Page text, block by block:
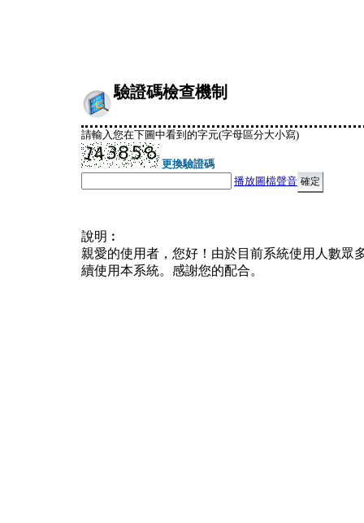
驗證碼檢查機制
請輸入您在下圖中看到的字元(字母區分大小寫)
更換驗證碼
播放圖檔聲音
說明︰
親愛的使用者，您好！由於目前系統使用人數眾
續使用本系統。感謝您的配合。